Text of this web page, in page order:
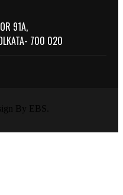
91A,
700 020
By EBS.